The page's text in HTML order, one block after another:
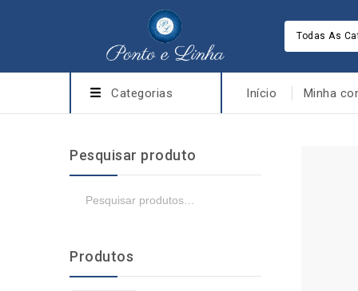
Todas As
Categorias Início Minha
Pesquisar produto
Produtos